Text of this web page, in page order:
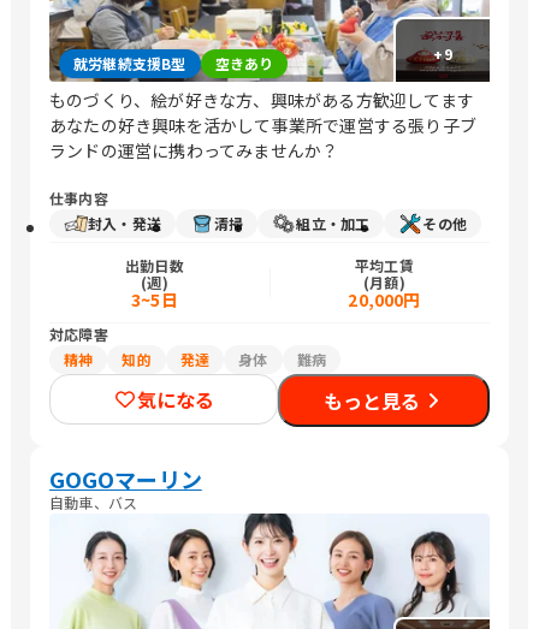
+9
就労継続支援B型 空きあり
ものづくり、絵が好きな方、興味がある方歓迎してます
あなたの好き興味を活かして事業所で運営する張り子ブ
ランドの運営に携わってみませんか？
仕事内容
封入・発送
清掃 組立・加工 その他
出勤日数
(週)
3~5日
平均工賃
(月額)
20,000円
対応障害
精神
知的 発達 身体 難病
気になる もっと見る
GOGOマーリン
自動車、バス